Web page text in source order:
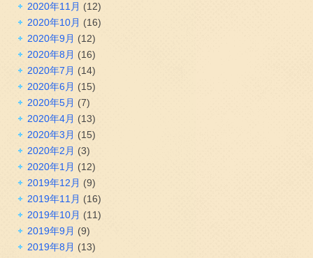
2020年11月 (12)
2020年10月 (16)
2020年9月 (12)
2020年8月 (16)
2020年7月 (14)
2020年6月 (15)
2020年5月 (7)
2020年4月 (13)
2020年3月 (15)
2020年2月 (3)
2020年1月 (12)
2019年12月 (9)
2019年11月 (16)
2019年10月 (11)
2019年9月 (9)
2019年8月 (13)